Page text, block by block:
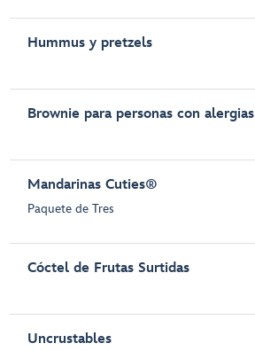
Hummus y pretzels
Brownie para personas con alergias
Mandarinas Cuties®
Paquete de Tres
Cóctel de Frutas Surtidas
Uncrustables